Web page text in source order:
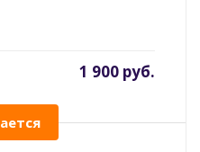
1 900 руб.